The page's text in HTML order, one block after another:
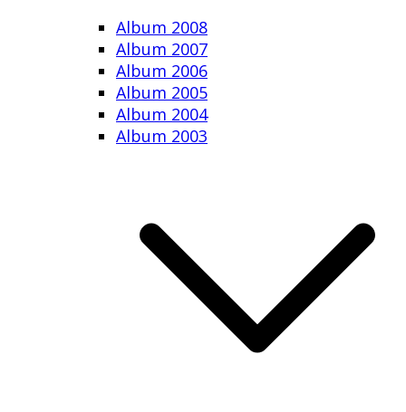
Album 2008
Album 2007
Album 2006
Album 2005
Album 2004
Album 2003